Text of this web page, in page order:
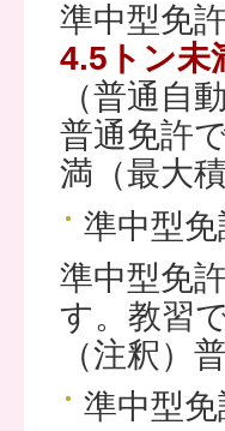
準中型免
4.5トン未
（普通自
普通免許
満（最大
準中型
準中型免許
す。教習
（注釈）
準中型